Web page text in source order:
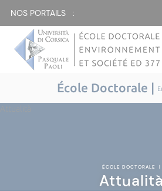
NOS PORTAILS :
École Doctorale |
ÉCOLE DOCTORALE |
Attualità